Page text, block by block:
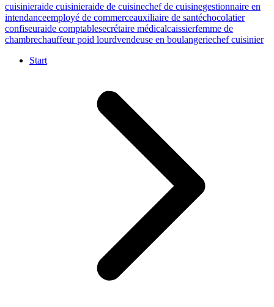
cuisinieraide cuisinieraide de cuisinechef de cuisinegestionnaire en
intendanceemployé de commerceauxiliaire de santéchocolatier
confiseuraide comptablesecrétaire médicalcaissierfemme de
chambrechauffeur poid lourdvendeuse en boulangeriechef cuisinier
Start